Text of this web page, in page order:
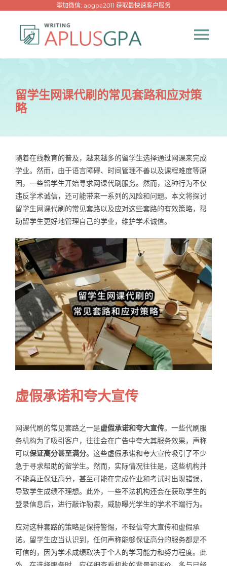
添加微信: apgpa2011 获取最快速客户服务
热门代写
网课专家
代写资讯 New！
Samples Hot!
留学生网课代刷的常见套路和应对策
略
随着在线教育的普及，越来越多的留学生选择通过网课来完成
学业。然而，由于语言障碍、时间管理不善以及课程难度等原
因，一些留学生开始寻求网课代刷服务。然而，这种行为不仅
违反学术诚信，还可能带来一系列的风险和问题。本文将探讨
留学生网课代刷的常见套路以及应对这些套路的有效策略，帮
助留学生更好地管理自己的学业，维护学术诚信。
虚假承诺和夸大宣传
网课代刷的常见套路之一是虚假承诺和夸大宣传。一些代刷服
务机构为了吸引客户，往往会在广告中夸大其服务效果，声称
可以保证高分甚至满分。这些虚假承诺和夸大宣传吸引了不少
急于寻求帮助的留学生。然而，实际情况往往是，这些机构并
不能真正保证高分，甚至可能在完成作业和考试时出现错误，
导致学生成绩不理想。此外，一些不法机构还会在获取学生的
登录信息后，进行敲诈勒索，威胁曝光学生的学术不端行为。
应对这种套路的策略是保持警惕，不轻信夸大宣传和虚假承
诺。留学生应当认识到，任何声称能够保证高分的服务都是不
可信的，因为学术成绩取决于个人的学习能力和努力程度。此